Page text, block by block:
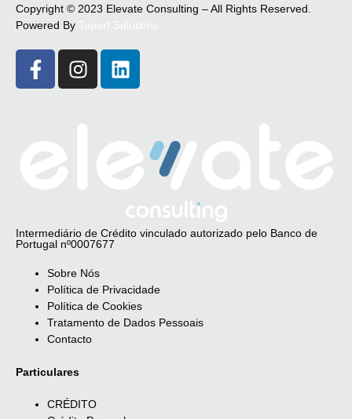
Copyright © 2023 Elevate Consulting – All Rights Reserved.
Powered By
Intermediário de Crédito vinculado autorizado pelo Banco de
Portugal nº0007677
Sobre Nós
Política de Privacidade
Política de Cookies
Tratamento de Dados Pessoais
Contacto
Particulares
CRÉDITO